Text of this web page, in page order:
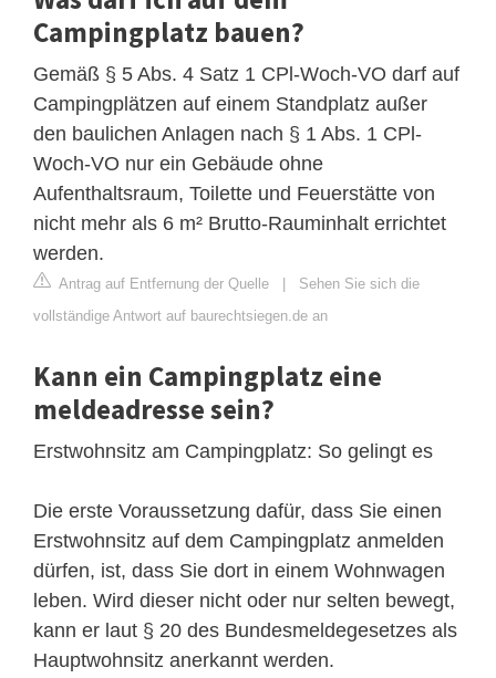
Campingplatz bauen?
Gemäß § 5 Abs. 4 Satz 1 CPl-Woch-VO darf auf
Campingplätzen auf einem Standplatz außer
den baulichen Anlagen nach § 1 Abs. 1 CPl-
Woch-VO nur ein Gebäude ohne
Aufenthaltsraum, Toilette und Feuerstätte von
nicht mehr als 6 m² Brutto-Rauminhalt errichtet
werden.
Antrag auf Entfernung der Quelle | Sehen Sie sich die
vollständige Antwort auf baurechtsiegen.de an
Kann ein Campingplatz eine
meldeadresse sein?
Erstwohnsitz am Campingplatz: So gelingt es
Die erste Voraussetzung dafür, dass Sie einen
Erstwohnsitz auf dem Campingplatz anmelden
dürfen, ist, dass Sie dort in einem Wohnwagen
leben. Wird dieser nicht oder nur selten bewegt,
kann er laut § 20 des Bundesmeldegesetzes als
Hauptwohnsitz anerkannt werden.